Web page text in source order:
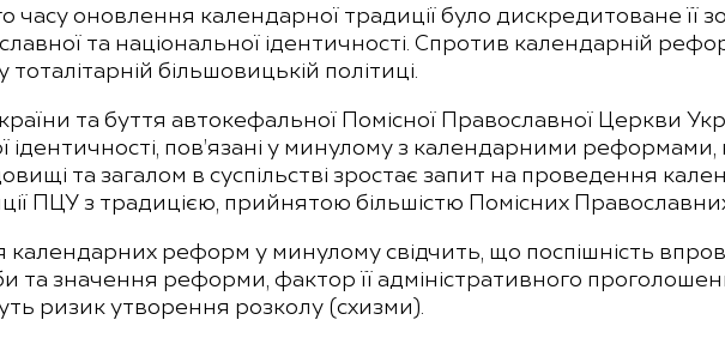
оновлення календарної традиції було дискредитоване її
та національної ідентичності. Спротив календарній
більшовицькій політиці.
та буття автокефальної Помісної Православної Церкви
ідентичності, пов’язані у минулому з календарними
та загалом в суспільстві зростає запит на проведення
ПЦУ з традицією, прийнятою більшістю Помісних
реформ у минулому свідчить, що поспішність
та значення реформи, фактор її адміністративного
ризик утворення розколу (схизми).